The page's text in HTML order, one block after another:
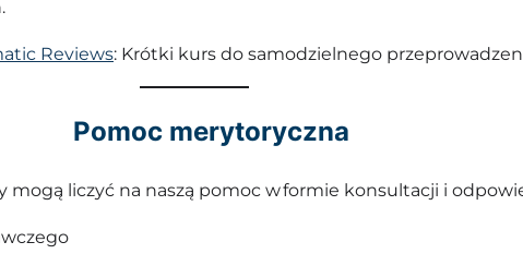
Reviews: Krótki kurs do samodzielnego
Pomoc merytoryczna
liczyć na naszą pomoc w formie konsultacji i